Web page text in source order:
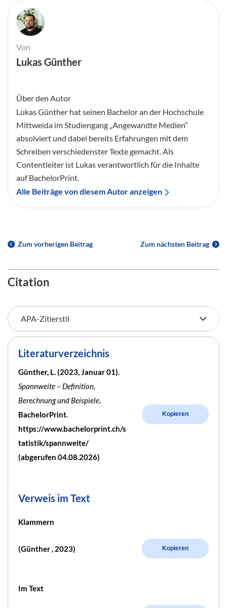
Von
Lukas Günther
Über den Autor
Lukas Günther hat seinen Bachelor an der Hochschule
Mittweida im Studiengang „Angewandte Medien“
absolviert und dabei bereits Erfahrungen mit dem
Schreiben verschiedenster Texte gemacht. Als
Contentleiter ist Lukas verantwortlich für die Inhalte
auf BachelorPrint.
Alle Beiträge von diesem Autor anzeigen
Zum vorherigen Beitrag Zum nächsten Beitrag
Citation
Literaturverzeichnis
Günther, L. (2023, Januar 01).
Spannweite – Definition,
Berechnung und Beispiele.
BachelorPrint.
https://www.bachelorprint.ch/s
tatistik/spannweite/
(abgerufen 04.08.2026)
Kopieren
Verweis im Text
Klammern
(Günther , 2023) Kopieren
Im Text